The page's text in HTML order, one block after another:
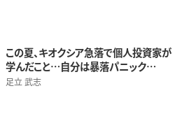
この夏、キオクシア急落で個人投資家が
学んだこと…自分は暴落パニック…
足立 武志